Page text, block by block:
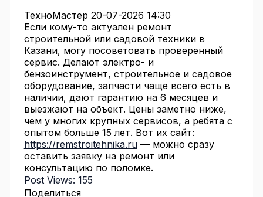
ТехноМастер 20-07-2026 14:30
Если кому-то актуален ремонт
строительной или садовой техники в
Казани, могу посоветовать проверенный
сервис. Делают электро- и
бензоинструмент, строительное и садовое
оборудование, запчасти чаще всего есть в
наличии, дают гарантию на 6 месяцев и
выезжают на объект. Цены заметно ниже,
чем у многих крупных сервисов, а ребята с
опытом больше 15 лет. Вот их сайт:
https://remstroitehnika.ru— можно сразу
оставить заявку на ремонт или
консультацию по поломке.
Post Views: 155
Поделиться